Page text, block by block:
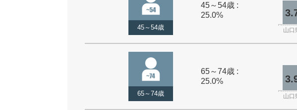
45～54歳
45～54歳 :
25.0%
山口
65～74歳
65～74歳 :
25.0%
山口